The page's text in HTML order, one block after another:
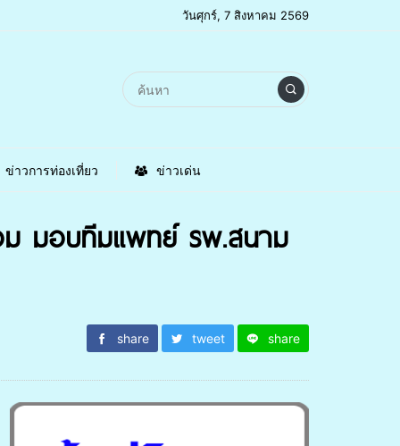
วันศุกร์, 7 สิงหาคม 2569
ข่าวการท่องเที่ยว ข่าวเด่น
ม มอบทีมแพทย์ รพ.สนาม
share tweet share